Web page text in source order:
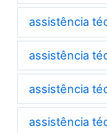
assistência
assistência
assistência
assistência